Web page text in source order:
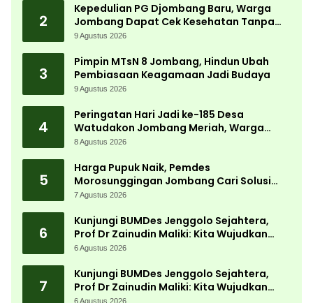
2
Kepedulian PG Djombang Baru, Warga
Jombang Dapat Cek Kesehatan Tanpa
Biaya
9 Agustus 2026
3
Pimpin MTsN 8 Jombang, Hindun Ubah
Pembiasaan Keagamaan Jadi Budaya
9 Agustus 2026
4
Peringatan Hari Jadi ke-185 Desa
Watudakon Jombang Meriah, Warga
Tumpek Blek Padati Karnaval Budaya
8 Agustus 2026
5
Harga Pupuk Naik, Pemdes
Morosunggingan Jombang Cari Solusi
Lewat Kajian Akademik
7 Agustus 2026
6
Kunjungi BUMDes Jenggolo Sejahtera,
Prof Dr Zainudin Maliki: Kita Wujudkan
Kemandirian Ekonomi dengan Potensi
6 Agustus 2026
7
Kunjungi BUMDes Jenggolo Sejahtera,
Prof Dr Zainudin Maliki: Kita Wujudkan
Kemandirian Ekonomi dengan Potensi
6 Agustus 2026